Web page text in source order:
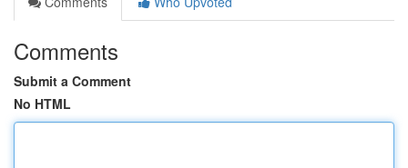
Comments
Submit a Comment
No HTML